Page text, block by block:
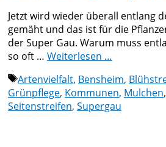
Jetzt wird wieder überall entlang
gemäht und das ist für die
der Super Gau. Warum muss
so oft … Weiterlesen …
Schlagwörter
Artenvielfalt, Bensheim,
Grünpflege, Kommunen, Mulchen,
Seitenstreifen, Supergau